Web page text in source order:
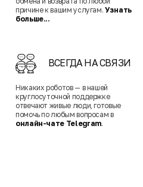
причине к вашим услугам. Узнать
больше...
ВСЕГДА НА СВЯЗИ
Никаких роботов — в нашей
круглосуточной поддержке
отвечают живые люди, готовые
помочь по любым вопросам в
онлайн-чате Telegram.